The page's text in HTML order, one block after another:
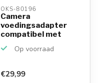
OKS-80196
Camera
voedingsadapter
compatibel met
L...
Op voorraad
€29,99